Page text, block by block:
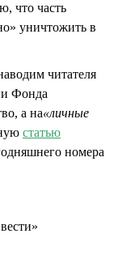
что часть
уничтожить в
читателя
Фонда
а на«личные
статью
номера